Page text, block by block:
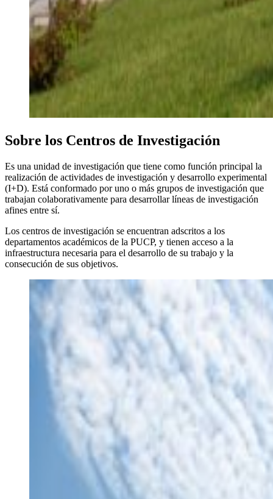
Sobre los Centros de Investigación
Es una unidad de investigación que tiene como función principal la
realización de actividades de investigación y desarrollo experimental
(I+D). Está conformado por uno o más grupos de investigación que
trabajan colaborativamente para desarrollar líneas de investigación
afines entre sí.
Los centros de investigación se encuentran adscritos a los
departamentos académicos de la PUCP, y tienen acceso a la
infraestructura necesaria para el desarrollo de su trabajo y la
consecución de sus objetivos.